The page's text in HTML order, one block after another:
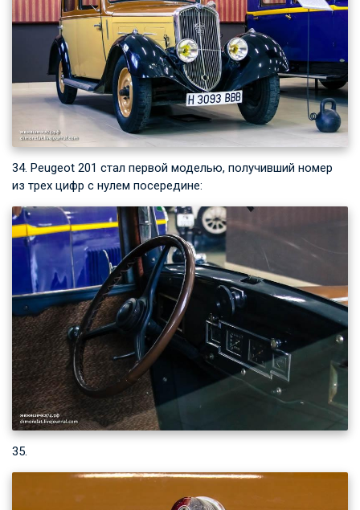
34. Peugeot 201 стал первой моделью, получивший номер
из трех цифр с нулем посередине:
35.